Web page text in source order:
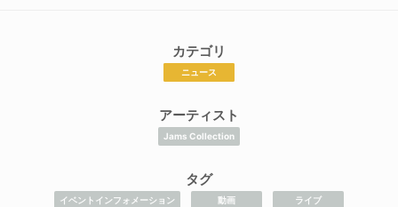
カテゴリ
ニュース
アーティスト
Jams Collection
タグ
イベントインフォメーション 動画 ライブ